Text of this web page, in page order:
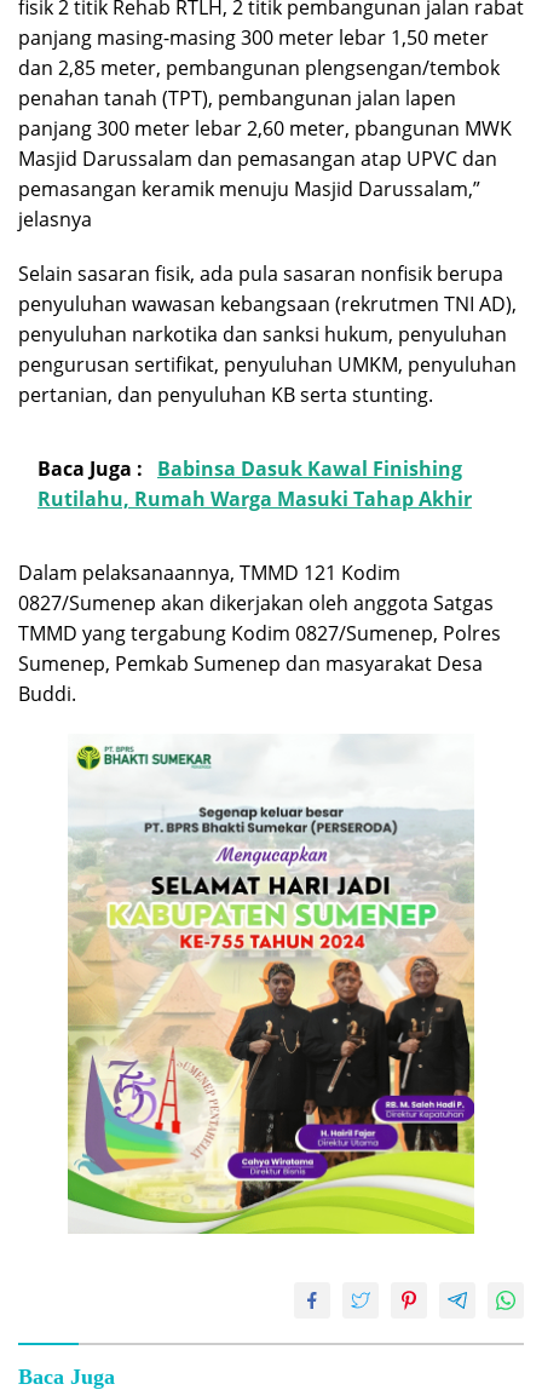
fisik 2 titik Rehab RTLH, 2 titik pembangunan jalan rabat
panjang masing-masing 300 meter lebar 1,50 meter
dan 2,85 meter, pembangunan plengsengan/tembok
penahan tanah (TPT), pembangunan jalan lapen
panjang 300 meter lebar 2,60 meter, pbangunan MWK
Masjid Darussalam dan pemasangan atap UPVC dan
pemasangan keramik menuju Masjid Darussalam,”
jelasnya
Selain sasaran fisik, ada pula sasaran nonfisik berupa
penyuluhan wawasan kebangsaan (rekrutmen TNI AD),
penyuluhan narkotika dan sanksi hukum, penyuluhan
pengurusan sertifikat, penyuluhan UMKM, penyuluhan
pertanian, dan penyuluhan KB serta stunting.
Baca Juga :
Babinsa Dasuk Kawal Finishing
Rutilahu, Rumah Warga Masuki Tahap Akhir
Dalam pelaksanaannya, TMMD 121 Kodim
0827/Sumenep akan dikerjakan oleh anggota Satgas
TMMD yang tergabung Kodim 0827/Sumenep, Polres
Sumenep, Pemkab Sumenep dan masyarakat Desa
Buddi.
Baca Juga